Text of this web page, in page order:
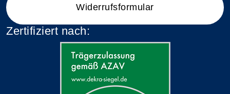
Widerrufsformular
Zertifiziert nach: